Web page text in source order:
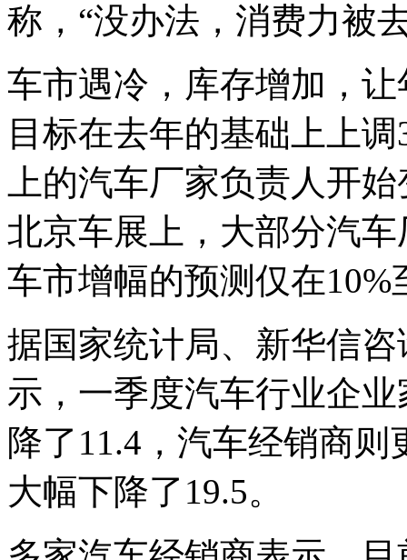
称，“没办法，消费力被
车市遇冷，库存增加，
目标在去年的基础上上
上的汽车厂家负责人开
北京车展上，大部分汽
车市增幅的预测仅在10%
据国家统计局、新华信
示，一季度汽车行业企
降了11.4，汽车经销商
大幅下降了19.5。